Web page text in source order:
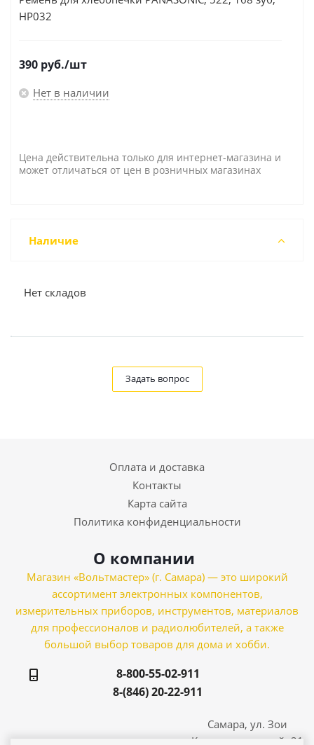
HP032
390 руб./шт
Нет в наличии
Цена действительна только для интернет-магазина и
может отличаться от цен в розничных магазинах
Наличие
Нет складов
Задать вопрос
Оплата и доставка
Контакты
Карта сайта
Политика конфиденциальности
О компании
Магазин «Вольтмастер» (г. Самара) — это широкий
ассортимент электронных компонентов,
измерительных приборов, инструментов, материалов
для профессионалов и радиолюбителей, а также
большой выбор товаров для дома и хобби.
8-800-55-02-911
8-(846) 20-22-911
Самара, ул. Зои
Космодемьянской, 21